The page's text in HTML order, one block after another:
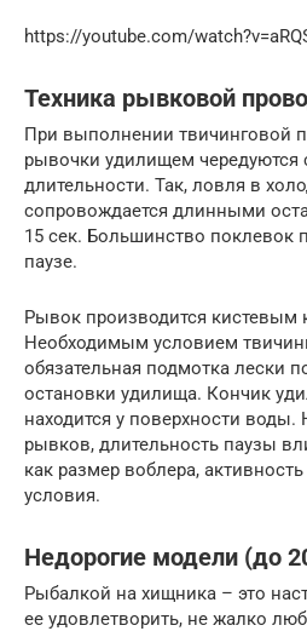
https://youtube.com/
Техника рывковой
При выполнении твичинговой
рывочки удилищем чередуются
длительности. Так, ловля в
сопровождается длинными
15 сек. Большинство поклевок
паузе.
Рывок производится
Необходимым условием
обязательная подмотка лески
остановки удилища. Кончик
находится у поверхности
рывков, длительность паузы
как размер воблера,
условия.
Недорогие модели (до
Рыбалкой на хищника – это
ее удовлетворить, не жалко